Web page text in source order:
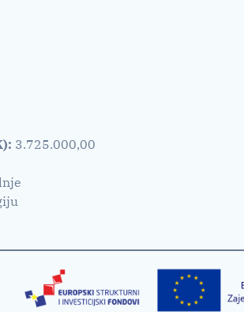
3.725.000,00